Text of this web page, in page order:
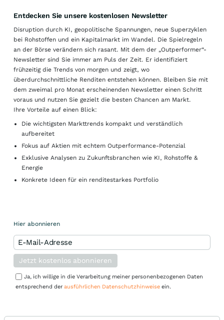
Entdecken Sie unsere kostenlosen Newsletter
Disruption durch KI, geopolitische Spannungen, neue Superzyklen
bei Rohstoffen und ein Kapitalmarkt im Wandel. Die Spielregeln
an der Börse verändern sich rasant. Mit dem der „Outperformer“-
Newsletter sind Sie immer am Puls der Zeit. Er identifiziert
frühzeitig die Trends von morgen und zeigt, wo
überdurchschnittliche Renditen entstehen können. Bleiben Sie mit
dem zweimal pro Monat erscheinenden Newsletter einen Schritt
voraus und nutzen Sie gezielt die besten Chancen am Markt.
Ihre Vorteile auf einen Blick:
Die wichtigsten Markttrends kompakt und verständlich
aufbereitet
Fokus auf Aktien mit echtem Outperformance-Potenzial
Exklusive Analysen zu Zukunftsbranchen wie KI, Rohstoffe &
Energie
Konkrete Ideen für ein renditestarkes Portfolio
Hier abonnieren
Jetzt kostenlos abonnieren
Ja, ich willige in die Verarbeitung meiner personenbezogenen Daten
entsprechend der ausführlichen Datenschutzhinweise ein.